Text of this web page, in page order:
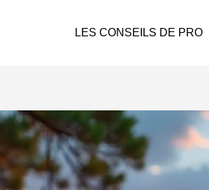
LES CONSEILS DE PRO